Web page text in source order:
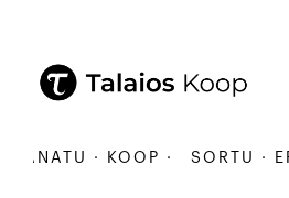
· KOOP · SORTU ·